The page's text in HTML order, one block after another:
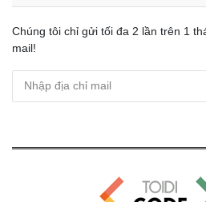
Chúng tôi chỉ gửi tối đa 2 lần trên 1
mail!